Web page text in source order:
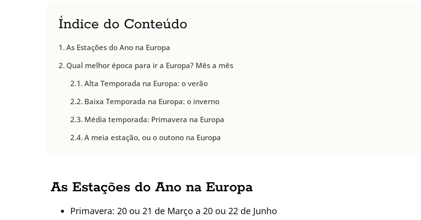
Índice do Conteúdo
As Estações do Ano na Europa
Qual melhor época para ir a Europa? Mês a mês
Alta Temporada na Europa: o verão
Baixa Temporada na Europa: o inverno
Média temporada: Primavera na Europa
A meia estação, ou o outono na Europa
As Estações do Ano na Europa
Primavera: 20 ou 21 de Março a 20 ou 22 de Junho